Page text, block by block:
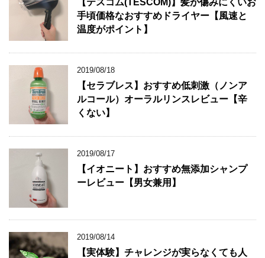
手頃価格なおすすめドライヤー【風速と
温度がポイント】
2019/08/18
【セラブレス】おすすめ低刺激（ノンア
ルコール）オーラルリンスレビュー【辛
くない】
2019/08/17
【イオニート】おすすめ無添加シャンプ
ーレビュー【男女兼用】
2019/08/14
【実体験】チャレンジが実らなくても人